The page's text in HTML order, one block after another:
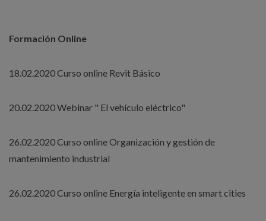
Formación Online
18.02.2020 Curso online Revit Básico
20.02.2020 Webinar " El vehículo eléctrico"
26.02.2020 Curso online Organización y gestión de
mantenimiento industrial
26.02.2020 Curso online Energía inteligente en smart cities